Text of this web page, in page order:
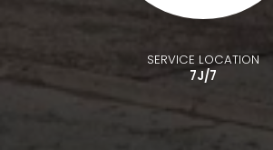
SERVICE LOCATION
7J/7